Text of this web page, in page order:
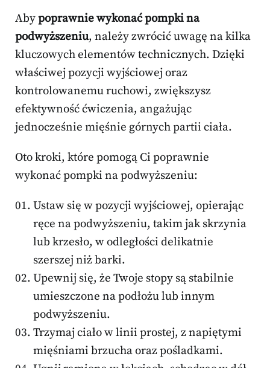
Abypoprawnie wykonać pompki na
podwyższeniu, należy zwrócić uwagę na kilka
kluczowych elementów technicznych. Dzięki
właściwej pozycji wyjściowej oraz
kontrolowanemu ruchowi, zwiększysz
efektywność ćwiczenia, angażując
jednocześnie mięśnie górnych partii ciała.
Oto kroki, które pomogą Ci poprawnie
wykonać pompki na podwyższeniu:
Ustaw się w pozycji wyjściowej, opierając
ręce na podwyższeniu, takim jak skrzynia
lub krzesło, w odległości delikatnie
szerszej niż barki.
Upewnij się, że Twoje stopy są stabilnie
umieszczone na podłożu lub innym
podwyższeniu.
Trzymaj ciało w linii prostej, z napiętymi
mięśniami brzucha oraz pośladkami.